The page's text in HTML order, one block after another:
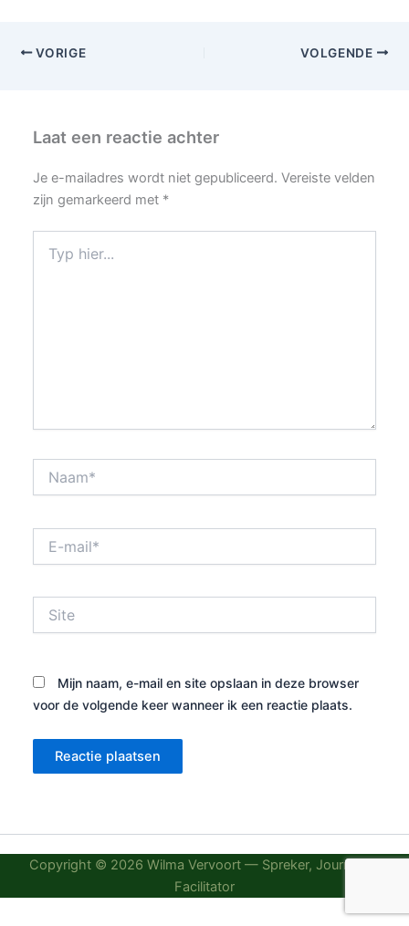
VORIGE VOLGENDE
Laat een reactie achter
Je e-mailadres wordt niet gepubliceerd. Vereiste velden
zijn gemarkeerd met *
hier...
mail*
Mijn naam, e-mail en site opslaan in deze browser
voor de volgende keer wanneer ik een reactie plaats.
Copyright © 2026 Wilma Vervoort — Spreker, Journalist,
Facilitator